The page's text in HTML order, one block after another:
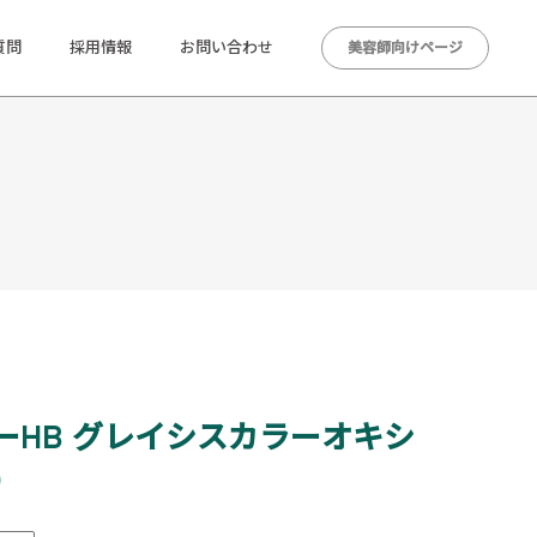
問 採用情報 お問い合わせ 美容師向けページ
HB グレイシスカラーオキシ